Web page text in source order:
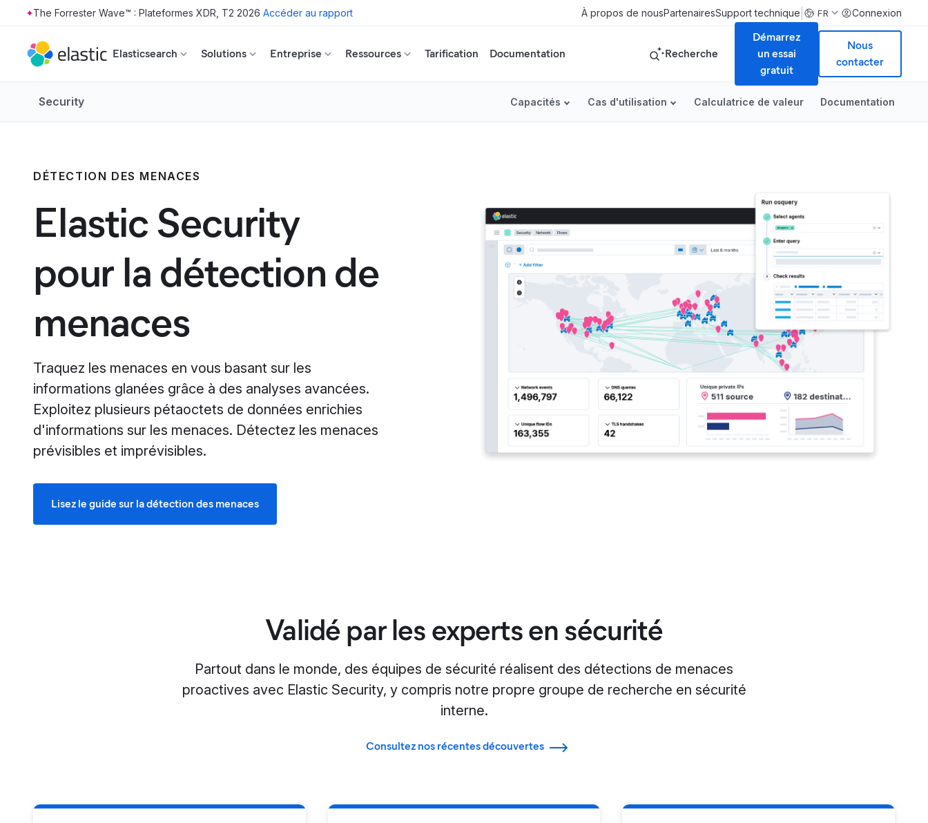
Skip to main content
The Forrester Wave™ : Plateformes XDR, T2 2026 Accéder au rapport À propos de nousPartenairesSupport technique FR Connexion
Elasticsearch Solutions Entreprise Ressources Tarification Documentation Recherche
Démarrez
un essai
gratuit
Nous
contacter
Security Capacités Cas d'utilisation Calculatrice de valeur Documentation
DÉTECTION DES MENACES
Elastic Security
pour la détection de
menaces
Traquez les menaces en vous basant sur les
informations glanées grâce à des analyses avancées.
Exploitez plusieurs pétaoctets de données enrichies
d'informations sur les menaces. Détectez les menaces
prévisibles et imprévisibles.
Lisez le guide sur la détection des menaces
Validé par les experts en sécurité
Partout dans le monde, des équipes de sécurité réalisent des détections de menaces
proactives avec Elastic Security, y compris notre propre groupe de recherche en sécurité
interne.
Consultez nos récentes découvertes